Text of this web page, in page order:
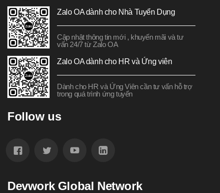
Zalo OA dành cho Nhà Tuyển Dụng
Cập nhật thông tin mới , khuyến mãi và tư
vấn 24/7 từ Zalo OA
Zalo OA dành cho HR và Ứng viên
Dành cho HR và Ứng Viên cần tư vấn hỗ trợ
trong quá trình ứng tuyển
Follow us
Devwork Global Network